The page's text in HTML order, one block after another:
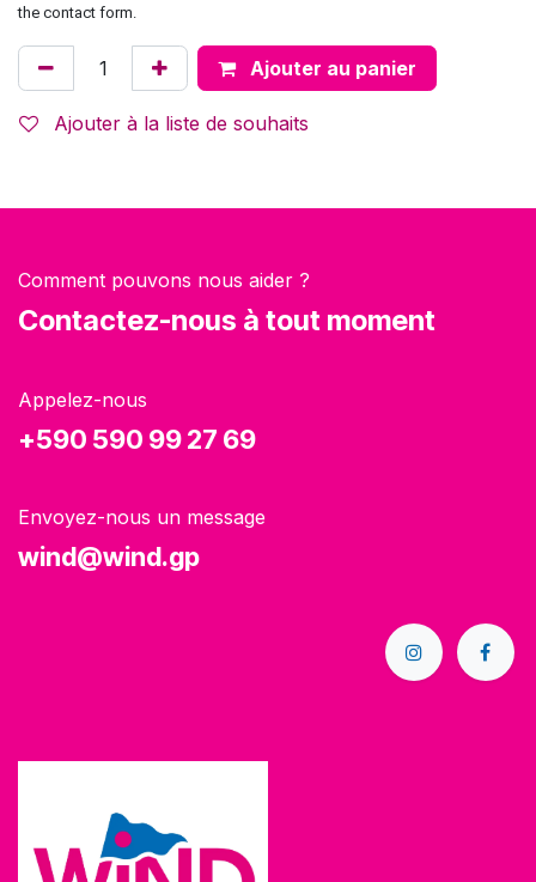
the contact form.
Ajouter au panier
Ajouter à la liste de souhaits
Comment pouvons nous aider ?
Contactez-nous à tout moment
Appelez-nous
+590 590 99 27 69
Envoyez-nous un message
wind@wind.gp